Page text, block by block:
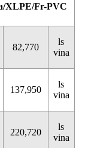
XLPE/Fr-PVC
82,770
ls
vina
137,950
ls
vina
220,720
ls
vina